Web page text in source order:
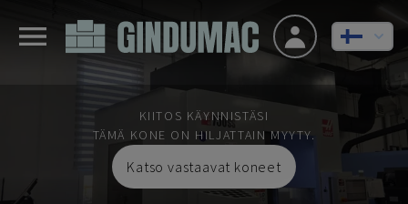
KIITOS KÄYNNISTÄSI
TÄMÄ KONE ON HILJATTAIN MYYTY.
Katso vastaavat koneet